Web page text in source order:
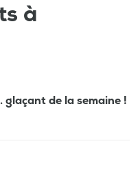
à
glaçant de la semaine !